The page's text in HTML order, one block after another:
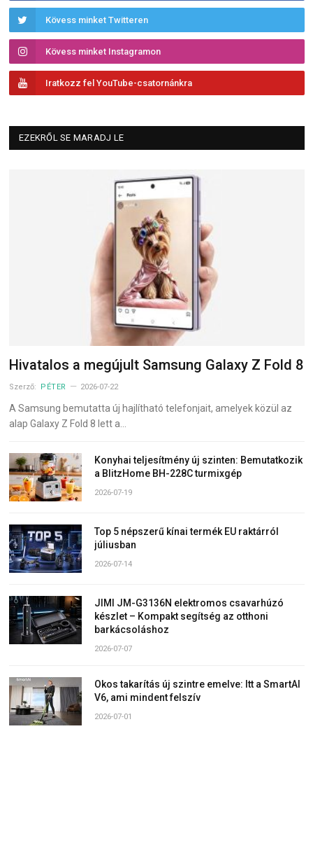
Kövess minket Twitteren
Kövess minket Instagramon
Iratkozz fel YouTube-csatornánkra
EZEKRŐL SE MARADJ LE
Hivatalos a megújult Samsung Galaxy Z Fold 8
Szerző: PÉTER 2026-07-22
A Samsung bemutatta új hajlítható telefonjait, amelyek közül az
alap Galaxy Z Fold 8 lett a…
Konyhai teljesítmény új szinten: Bemutatkozik
a BlitzHome BH-228C turmixgép
2026-07-19
Top 5 népszerű kínai termék EU raktárról
júliusban
2026-07-14
JIMI JM-G3136N elektromos csavarhúzó
készlet – Kompakt segítség az otthoni
barkácsoláshoz
2026-07-07
Okos takarítás új szintre emelve: Itt a SmartAI
V6, ami mindent felszív
2026-07-01